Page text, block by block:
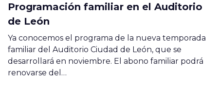
Programación familiar en el Auditorio
de León
Ya conocemos el programa de la nueva temporada
familiar del Auditorio Ciudad de León, que se
desarrollará en noviembre. El abono familiar podrá
renovarse del…